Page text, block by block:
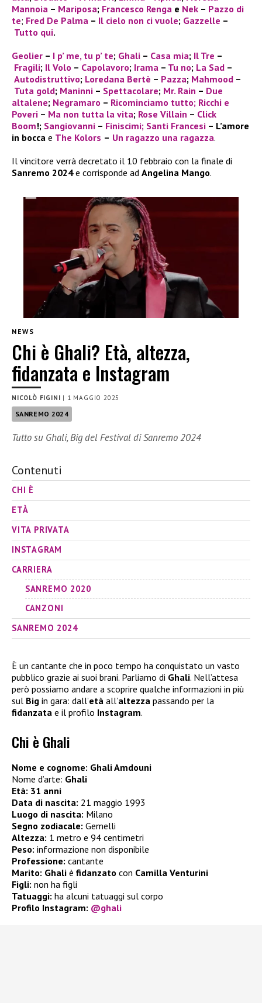
Mannoia – Mariposa; Francesco Renga e Nek – Pazzo di
te; Fred De Palma – Il cielo non ci vuole; Gazzelle –
Tutto qui.
Geolier – I p’ me, tu p’ te; Ghali – Casa mia; Il Tre –
Fragili; Il Volo – Capolavoro; Irama – Tu no; La Sad –
Autodistruttivo; Loredana Bertè – Pazza; Mahmood –
Tuta gold; Maninni – Spettacolare; Mr. Rain – Due
altalene; Negramaro – Ricominciamo tutto; Ricchi e
Poveri – Ma non tutta la vita; Rose Villain – Click
Boom!; Sangiovanni – Finiscimi; Santi Francesi – L’amore
in bocca e The Kolors – Un ragazzo una ragazza.
Il vincitore verrà decretato il 10 febbraio con la finale di
Sanremo 2024e corrisponde ad Angelina Mango.
NEWS
Chi è Ghali? Età, altezza,
fidanzata e Instagram
NICOLÒ FIGINI | 1 MAGGIO 2025
SANREMO 2024
Tutto su Ghali, Big del Festival di Sanremo 2024
Contenuti
CHI È
ETÀ
VITA PRIVATA
INSTAGRAM
CARRIERA
SANREMO 2020
CANZONI
SANREMO 2024
È un cantante che in poco tempo ha conquistato un vasto
pubblico grazie ai suoi brani. Parliamo di Ghali. Nell’attesa
però possiamo andare a scoprire qualche informazioni in più
sul Big in gara: dall’età all’altezza passando per la
fidanzata e il profilo Instagram.
Chi è Ghali
Nome e cognome: Ghali Amdouni
Nome d’arte: Ghali
Età: 31 anni
Data di nascita: 21 maggio 1993
Luogo di nascita: Milano
Segno zodiacale: Gemelli
Altezza: 1 metro e 94 centimetri
Peso: informazione non disponibile
Professione: cantante
Marito: Ghali è fidanzato con Camilla Venturini
Figli: non ha figli
Tatuaggi: ha alcuni tatuaggi sul corpo
Profilo Instagram: @ghali